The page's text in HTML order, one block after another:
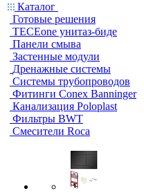
Каталог
Готовые решения
TECEone унитаз-биде
Панели смыва
Застенные модули
Дренажные системы
Системы трубопроводов
Фитинги Conex Banninger
Канализация Poloplast
Фильтры BWT
Смесители Roca